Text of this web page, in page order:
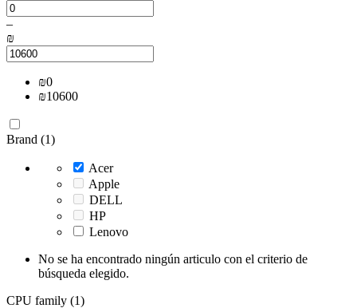
–
₪
₪0
₪10600
Brand (1)
Acer
Apple
DELL
HP
Lenovo
No se ha encontrado ningún articulo con el criterio de
búsqueda elegido.
CPU family (1)